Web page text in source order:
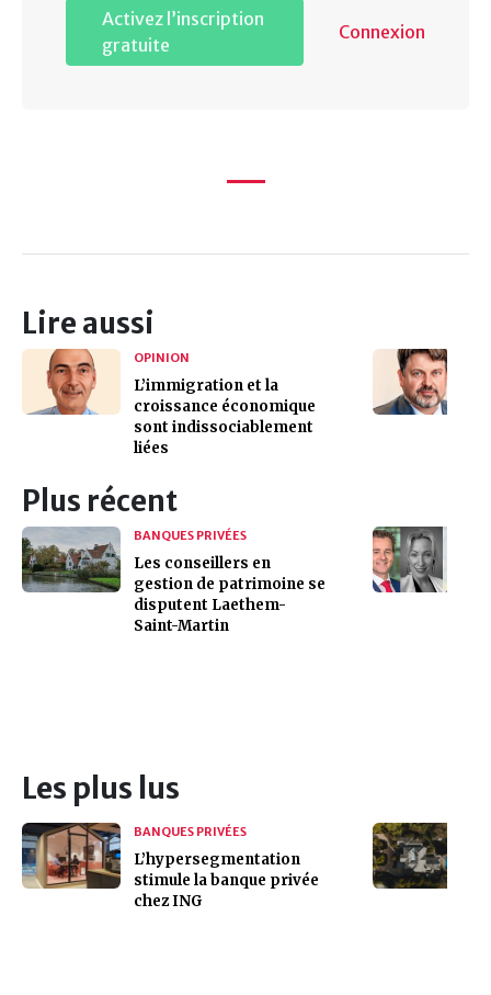
Activez l’inscription
gratuite
Connexion
Lire aussi
OPINION
L’immigration et la
croissance économique
sont indissociablement
liées
Plus récent
BANQUES PRIVÉES
Les conseillers en
gestion de patrimoine se
disputent Laethem-
Saint-Martin
Les plus lus
BANQUES PRIVÉES
L’hypersegmentation
stimule la banque privée
chez ING